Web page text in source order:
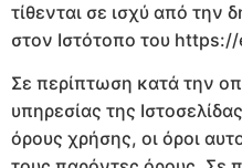
τίθενται σε ισχύ από την
στον Ιστότοπο του
Σε περίπτωση κατά την
υπηρεσίας της
όρους χρήσης, οι όροι